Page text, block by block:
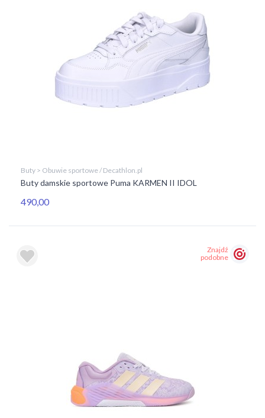
Buty > Obuwie sportowe / Decathlon.pl
Buty damskie sportowe Puma KARMEN II IDOL
490,00
Znajdź
podobne